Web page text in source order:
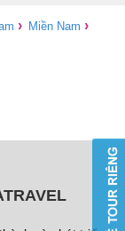
› Miền Nam ›